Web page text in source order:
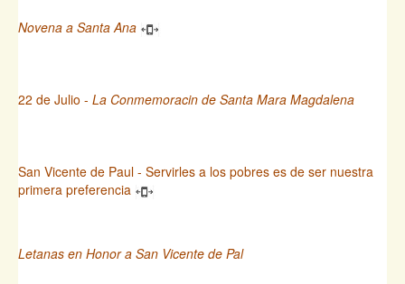
Novena a Santa Ana
22 de Julio - La Conmemoracin de Santa Mara Magdalena
San Vicente de Paul - Servirles a los pobres es de ser nuestra
primera preferencia
Letanas en Honor a San Vicente de Pal